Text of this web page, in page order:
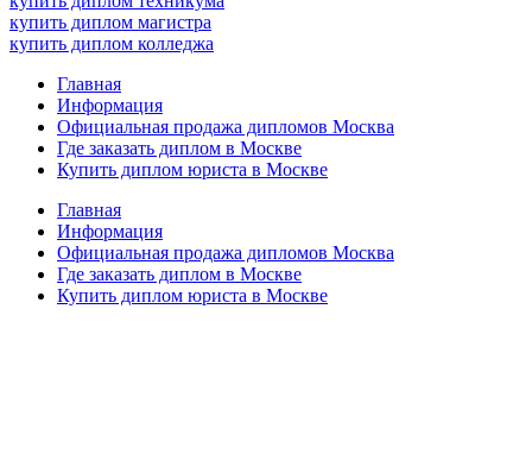
купить диплом магистра
купить диплом колледжа
Главная
Информация
Официальная продажа дипломов Москва
Где заказать диплом в Москве
Купить диплом юриста в Москве
Главная
Информация
Официальная продажа дипломов Москва
Где заказать диплом в Москве
Купить диплом юриста в Москве